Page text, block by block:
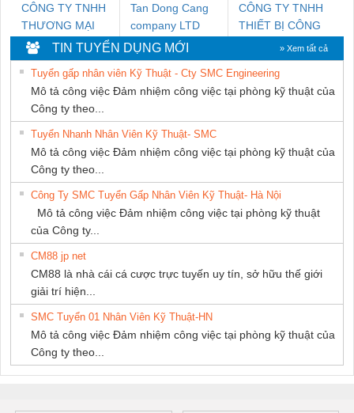
CÔNG TY TNHH
THƯƠNG MẠI
THIÊN ÂN VIỆT
NAM
Tan Dong Cang
company LTD
CÔNG TY TNHH
THIẾT BỊ CÔNG
NGHIỆP NIHON
SETSUBI VIỆT
NAM
TIN TUYỂN DỤNG MỚI » Xem tất cả
Tuyển gấp nhân viên Kỹ Thuật - Cty SMC Engineering
Mô tả công việc Đảm nhiệm công việc tại phòng kỹ thuật của
Công ty theo...
Tuyển Nhanh Nhân Viên Kỹ Thuật- SMC
Mô tả công việc Đảm nhiệm công việc tại phòng kỹ thuật của
Công ty theo...
Công Ty SMC Tuyển Gấp Nhân Viên Kỹ Thuật- Hà Nội
Mô tả công việc Đảm nhiệm công việc tại phòng kỹ thuật
của Công ty...
CM88 jp net
CM88 là nhà cái cá cược trực tuyến uy tín, sở hữu thế giới
giải trí hiện...
SMC Tuyển 01 Nhân Viên Kỹ Thuật-HN
Mô tả công việc Đảm nhiệm công việc tại phòng kỹ thuật của
Công ty theo...